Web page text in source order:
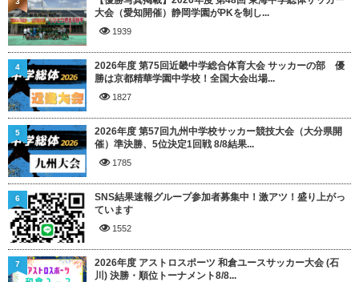
大会（愛知開催）静岡学園がPKを制し...
1939
2026年度 第75回近畿中学総合体育大会 サッカーの部 優
勝は京都精華学園中学校！全国大会出場...
1827
4
2026年度 第57回九州中学校サッカー競技大会（大分県開
催）準決勝、5位決定1回戦 8/8結果...
1785
5
SNS結果速報グループ参加者募集中！激アツ！盛り上がっ
ています
1552
6
2026年度 アストロスポーツ 和倉ユースサッカー大会 (石
川) 決勝・順位トーナメント8/8...
7